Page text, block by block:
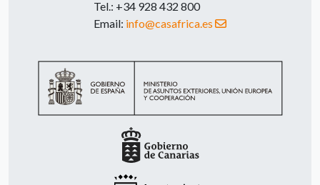
Tel.: +34 928 432 800
Email: info@casafrica.es